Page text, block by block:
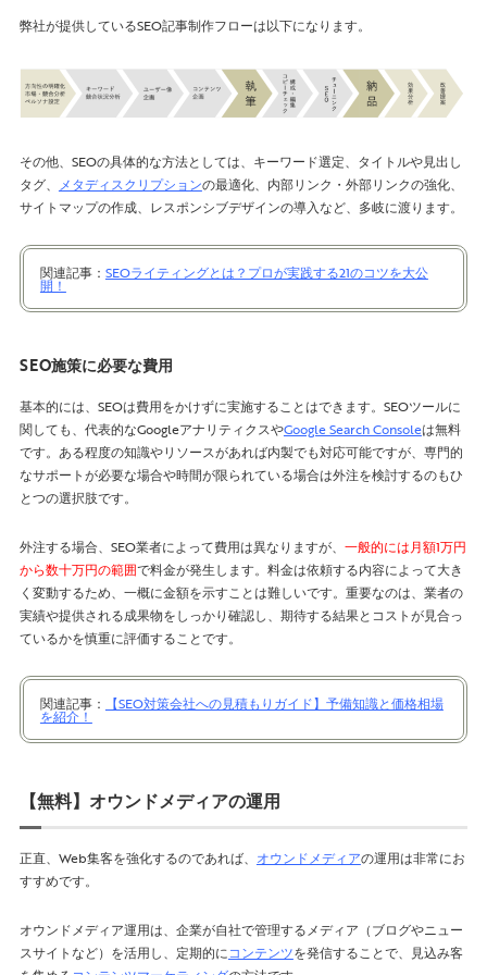
弊社が提供しているSEO記事制作フローは以下になります。
その他、SEOの具体的な方法としては、キーワード選定、タイトルや見出し
タグ、
メタディスクリプションの最適化、内部リンク・外部リンクの強化、
サイトマップの作成、レスポンシブデザインの導入など、多岐に渡ります。
関連記事： SEOライティングとは？プロが実践する21のコツを大公
開！
SEO施策に必要な費用
基本的には、SEOは費用をかけずに実施することはできます。SEOツールに
関しても、代表的なGoogleアナリティクスやGoogle Search Consoleは無料
です。ある程度の知識やリソースがあれば内製でも対応可能ですが、専門的
なサポートが必要な場合や時間が限られている場合は外注を検討するのもひ
とつの選択肢です。
外注する場合、SEO業者によって費用は異なりますが、 一般的には月額1万円
から数十万円の範囲で料金が発生します。料金は依頼する内容によって大き
く変動するため、一概に金額を示すことは難しいです。重要なのは、業者の
実績や提供される成果物をしっかり確認し、期待する結果とコストが見合っ
ているかを慎重に評価することです。
関連記事： 【SEO対策会社への見積もりガイド】予備知識と価格相場
を紹介！
【無料】オウンドメディアの運用
正直、Web集客を強化するのであれば、 オウンドメディアの運用は非常にお
すすめです。
オウンドメディア運用は、企業が自社で管理するメディア（ブログやニュー
スサイトなど）を活用し、定期的にコンテンツを発信することで、見込み客